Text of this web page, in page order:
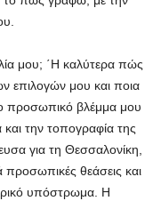
μου; ΄Η καλύτερα πώς
επιλογών μου και ποια
προσωπικό βλέμμα μου
την τοπογραφία της
για τη Θεσσαλονίκη,
προσωπικές θεάσεις και
υπόστρωμα. Η